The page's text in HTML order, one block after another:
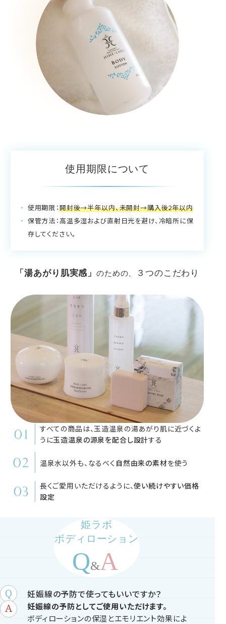
使用期限について
使用期限：開封後→半年以内、未開封→購入後2年以内
保管方法：高温多湿および直射日光を避け、冷暗所に保
存してください。
「湯あがり肌実感」のための、 ３つのこだわり
すべての商品は、玉造温泉の湯あがり肌に近づくよ
うに玉造温泉の源泉を配合し設計する
温泉水以外も、なるべく 自然由来の素材を使う
長くご愛用いただけるように、使い続けやすい価格
設定
姫ラボ
ボディローション
妊娠線の予防で使ってもいいですか？
妊娠線の予防としてご使用いただけます。
ボディローションの保湿とエモリエント効果によ